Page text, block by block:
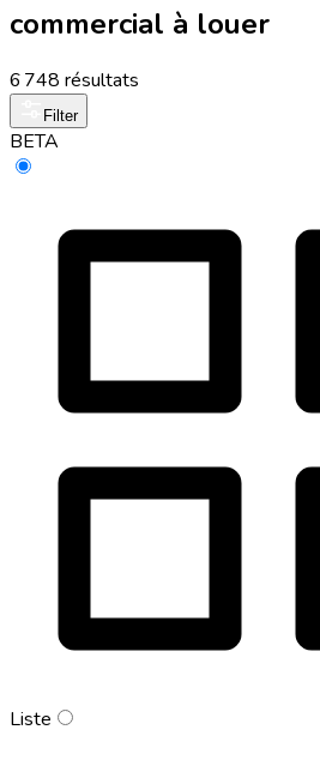
commercial à louer
6 748 résultats
Filter
BETA
Liste